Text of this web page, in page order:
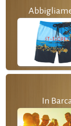
In